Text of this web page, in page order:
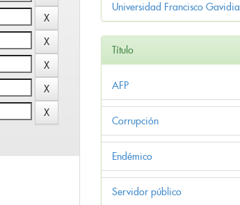
Universidad Francisco Gavidia
Título
AFP
Corrupción
Endémico
Servidor público